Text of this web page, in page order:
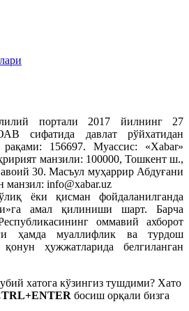
портали 2017 йилнинг 27
сифатида давлат рўйхатидан
рақами: 156697. Муассис: «Xabar»
манзили: 100000, Тошкент ш.,
30. Масъул муҳаррир Абдуғани
манзил: info@xabar.uz
ёки қисман фойдаланилганда
амал қилиниши шарт. Барча
оммавий ахборот
ҳамда муаллифлик ва турдош
қонун ҳужжатларида белгиланган
хатога кўзингиз тушдими? Хато
босиш орқали бизга